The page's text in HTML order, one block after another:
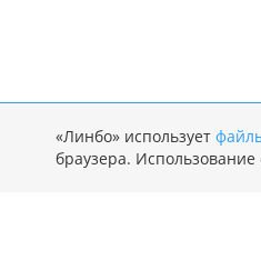
«Линбо» использует
браузера. Использование